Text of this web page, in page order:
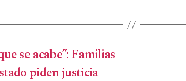
se acabe”: Familias
piden justicia